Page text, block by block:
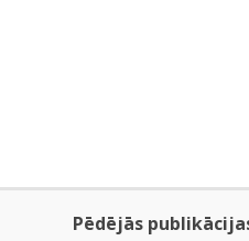
Pēdējās